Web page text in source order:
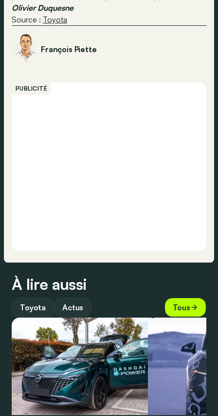
Olivier Duquesne
Source : Toyota
François Piette
PUBLICITÉ
À lire aussi
Toyota Actus Tous